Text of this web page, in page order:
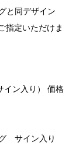
と同デザイン
指定いただけま
ン入り） 価格
サイン入り